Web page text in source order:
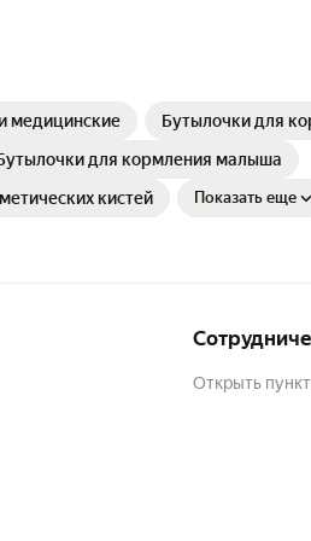
медицинские
Бутылочки для
для кормления малыша
кистей
Показать еще
Открыть